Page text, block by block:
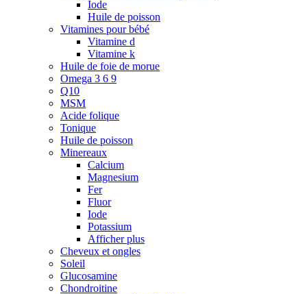
Iode
Huile de poisson
Vitamines pour bébé
Vitamine d
Vitamine k
Huile de foie de morue
Omega 3 6 9
Q10
MSM
Acide folique
Tonique
Huile de poisson
Minereaux
Calcium
Magnesium
Fer
Fluor
Iode
Potassium
Afficher plus
Cheveux et ongles
Soleil
Glucosamine
Chondroitine